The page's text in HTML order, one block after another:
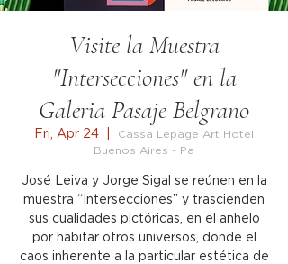
Visite la Muestra
"Intersecciones" en la
Galeria Pasaje Belgrano
Fri, Apr 24
Cassa Lepage Art Hotel
Buenos Aires - Pa
José Leiva y Jorge Sigal se reúnen en la
muestra “Intersecciones” y trascienden
sus cualidades pictóricas, en el anhelo
por habitar otros universos, donde el
caos inherente a la particular estética de